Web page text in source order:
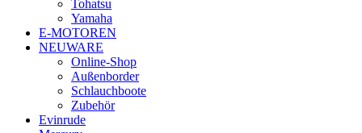
Tohatsu
Yamaha
E-MOTOREN
NEUWARE
Online-Shop
Außenborder
Schlauchboote
Zubehör
Evinrude